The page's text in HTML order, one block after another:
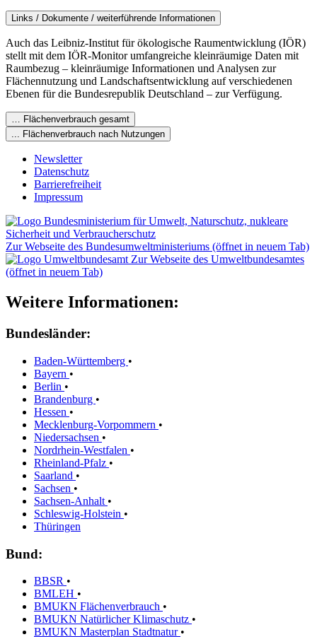
Links / Dokumente / weiterführende Informationen
Auch das Leibniz-Institut für ökologische Raumentwicklung (IÖR)
stellt mit dem IÖR-Monitor umfangreiche kleinräumige Daten mit
Raumbezug – kleinräumige Informationen und Analysen zur
Flächennutzung und Landschaftsentwicklung auf verschiedenen
Ebenen für die Bundesrepublik Deutschland – zur Verfügung.
… Flächenverbrauch gesamt
... Flächenverbrauch nach Nutzungen
Newsletter
Datenschutz
Barrierefreiheit
Impressum
Zur Webseite des Bundesumweltministeriums (öffnet in neuem Tab)
Zur Webseite des Umweltbundesamtes
(öffnet in neuem Tab)
Weitere Informationen:
Bundesländer:
Baden-Württemberg •
Bayern •
Berlin •
Brandenburg •
Hessen •
Mecklenburg-Vorpommern •
Niedersachsen •
Nordrhein-Westfalen •
Rheinland-Pfalz •
Saarland •
Sachsen •
Sachsen-Anhalt •
Schleswig-Holstein •
Thüringen
Bund:
BBSR •
BMLEH •
BMUKN Flächenverbrauch •
BMUKN Natürlicher Klimaschutz •
BMUKN Masterplan Stadtnatur •